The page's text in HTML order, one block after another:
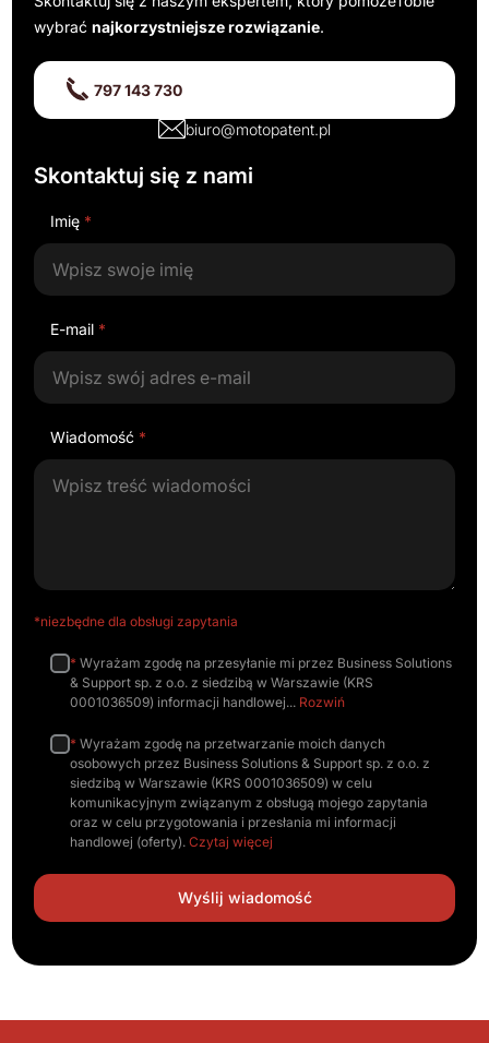
wybraćnajkorzystniejsze rozwiązanie.
797 143 730
biuro@motopatent.pl
Skontaktuj się z nami
Imię *
E-mail *
Wiadomość *
*niezbędne dla obsługi zapytania
* Wyrażam zgodę na przesyłanie mi przez Business Solutions
& Support sp. z o.o. z siedzibą w Warszawie (KRS
0001036509) informacji handlowej
Rozwiń
* Wyrażam zgodę na przetwarzanie moich danych
osobowych przez Business Solutions & Support sp. z o.o. z
siedzibą w Warszawie (KRS 0001036509) w celu
komunikacyjnym związanym z obsługą mojego zapytania
oraz w celu przygotowania i przesłania mi informacji
handlowej (oferty).Czytaj więcej